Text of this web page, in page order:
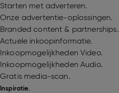
Starten met adverteren.
Onze advertentie-oplossingen.
Branded content & partnerships.
Actuele inkoopinformatie.
Inkoopmogelijkheden Video.
Inkoopmogelijkheden Audio.
Gratis media-scan.
Inspiratie.